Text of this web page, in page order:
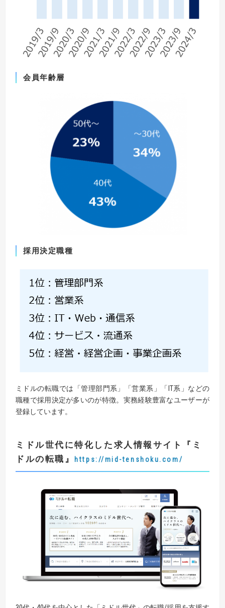
会員年齢層
採用決定職種
ミドルの転職では「管理部門系」「営業系」「IT系」などの
職種で採用決定が多いのが特徴。実務経験豊富なユーザーが
登録しています。
ミドル世代に特化した求人情報サイト 『 ミ
ドルの転職 』https://mid-tenshoku.com/